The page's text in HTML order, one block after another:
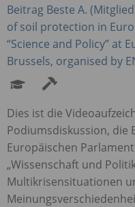
Beitrag Beste A. (Mitglied
of soil protection in
“Science and Policy” at
Brussels, organised by
Dies ist die
Podiumsdiskussion, die
Europäischen
„Wissenschaft und
Multikrisensituationen